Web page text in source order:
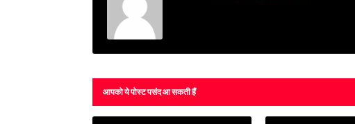
आपको ये पोस्ट पसंद आ सकती हैं